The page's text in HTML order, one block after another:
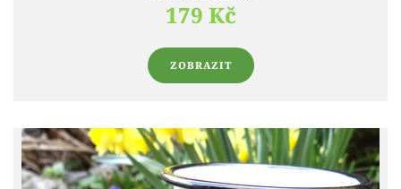
179 Kč
ZOBRAZIT